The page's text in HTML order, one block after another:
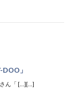
」
ん「 […][…]